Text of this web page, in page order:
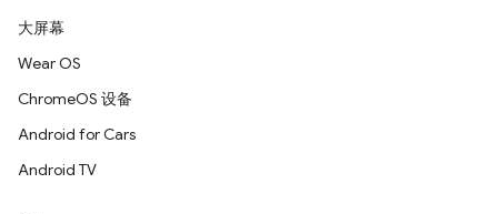
大屏幕
Wear OS
ChromeOS 设备
Android for Cars
Android TV